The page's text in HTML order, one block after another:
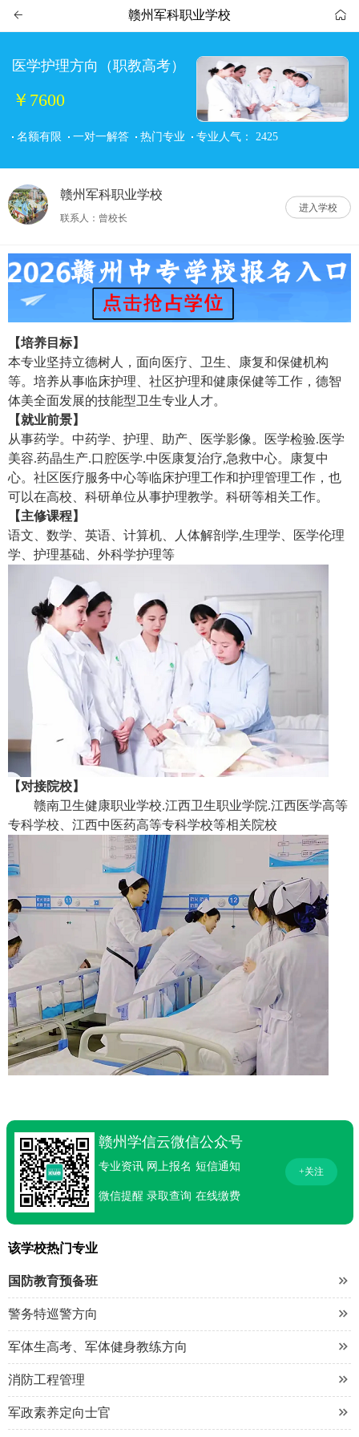
 赣州军科职业学校 
医学护理方向（职教高考）
￥7600
名额有限 一对一解答 热门专业 专业人气： 2425
赣州军科职业学校
联系人：曾校长
进入学校
【培养目标】
本专业坚持立德树人，面向医疗、卫生、康复和保健机构
等。培养从事临床护理、社区护理和健康保健等工作，德智
体美全面发展的技能型卫生专业人才。
【就业前景】
从事药学。中药学、护理、助产、医学影像。医学检验.医学
美容.药晶生产.口腔医学.中医康复治疗,急救中心。康复中
心。社区医疗服务中心等临床护理工作和护理管理工作，也
可以在高校、科研单位从事护理教学。科研等相关工作。
【主修课程】
语文、数学、英语、计算机、人体解剖学,生理学、医学伦理
学、护理基础、外科学护理等
【对接院校】
赣南卫生健康职业学校.江西卫生职业学院.江西医学高等
专科学校、江西中医药高等专科学校等相关院校
赣州学信云微信公众号
专业资讯 网上报名 短信通知
微信提醒 录取查询 在线缴费
+关注
该学校热门专业

国防教育预备班

警务特巡警方向

军体生高考、军体健身教练方向

消防工程管理

军政素养定向士官